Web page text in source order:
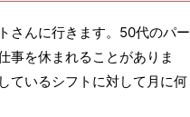
さんに行きます。50代のパー
事を休まれることがありま
ているシフトに対して月に何